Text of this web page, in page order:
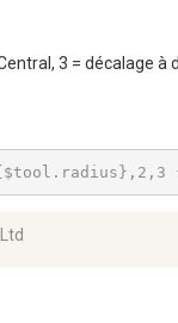
3 = décalage à